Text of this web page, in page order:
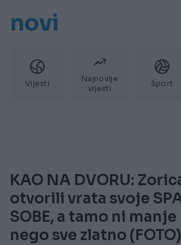
novi
Vijesti
Najnovije
vijesti
Sport
KAO NA DVORU:
otvorili vrata svoje
SOBE, a tamo ni
nego sve zlatno (FOTO)